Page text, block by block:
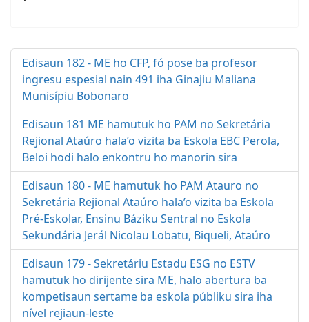
Edisaun 182 - ME ho CFP, fó pose ba profesor
ingresu espesial nain 491 iha Ginajiu Maliana
Munisípiu Bobonaro
Edisaun 181 ME hamutuk ho PAM no Sekretária
Rejional Ataúro hala’o vizita ba Eskola EBC Perola,
Beloi hodi halo enkontru ho manorin sira
Edisaun 180 - ME hamutuk ho PAM Atauro no
Sekretária Rejional Ataúro hala’o vizita ba Eskola
Pré-Eskolar, Ensinu Báziku Sentral no Eskola
Sekundária Jerál Nicolau Lobatu, Biqueli, Ataúro
Edisaun 179 - Sekretáriu Estadu ESG no ESTV
hamutuk ho dirijente sira ME, halo abertura ba
kompetisaun sertame ba eskola públiku sira iha
nível rejiaun-leste